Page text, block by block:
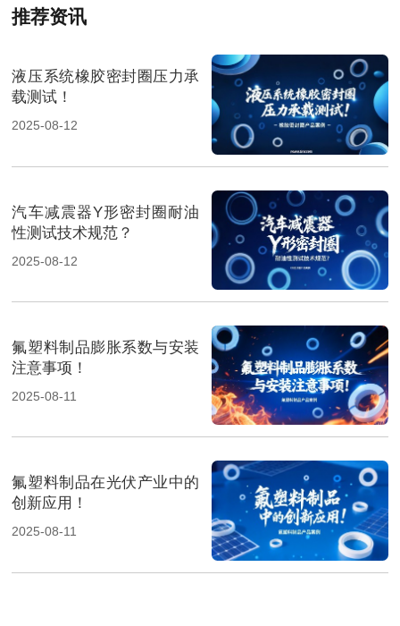
推荐资讯
液压系统橡胶密封圈压力承
载测试！
2025-08-12
汽车减震器Y形密封圈耐油
性测试技术规范？
2025-08-12
氟塑料制品膨胀系数与安装
注意事项！
2025-08-11
氟塑料制品在光伏产业中的
创新应用！
2025-08-11